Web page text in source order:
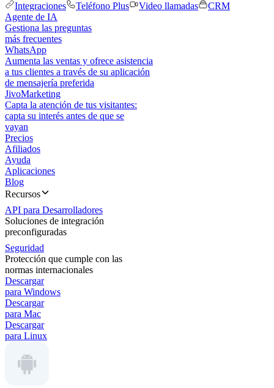
Integraciones
Teléfono Plus Video llamadas
CRM
Agente de IA
Gestiona las preguntas
más frecuentes
WhatsApp
Aumenta las ventas y ofrece asistencia
a tus clientes a través de su aplicación
de mensajería preferida
JivoMarketing
Capta la atención de tus visitantes:
capta su interés antes de que se
vayan
Precios
Afiliados
Ayuda
Aplicaciones
Blog
Recursos
API para Desarrolladores
Soluciones de integración
preconfiguradas
Seguridad
Protección que cumple con las
normas internacionales
Descargar
para Windows
Descargar
para Mac
Descargar
para Linux